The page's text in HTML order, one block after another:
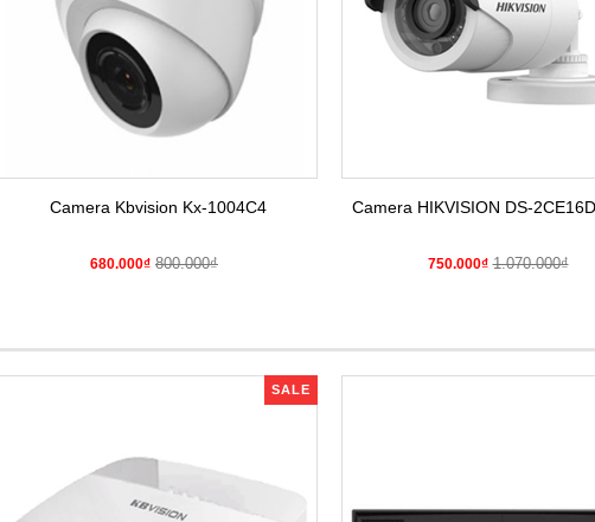
Camera Kbvision Kx-1004C4
680.000₫ 800.000₫
Camera HIKVISION DS-
750.000₫ 1.070.000₫
SALE